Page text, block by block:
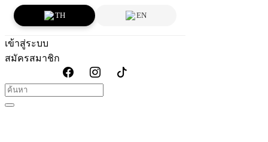
TH EN
เข้าสู่ระบบ
สมัครสมาชิก